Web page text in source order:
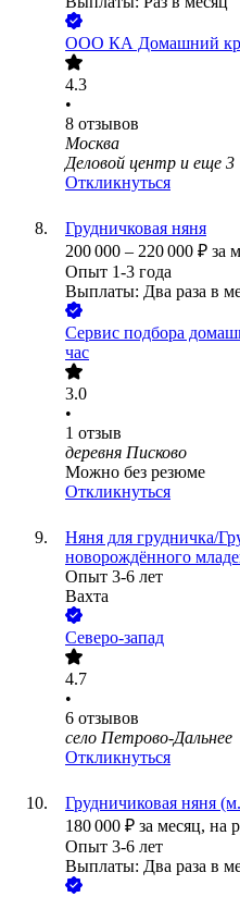
ООО КА Домашний
4.3
•
8 отзывов
Москва
Деловой центр и еще 3
Откликнуться
Грудничковая няня
200 000 – 220 000 ₽ за
Опыт 1-3 года
Выплаты: Два раза в
Сервис подбора
час
3.0
•
1 отзыв
деревня Писково
Можно без резюме
Откликнуться
Няня для грудничка/
новорождённого
Опыт 3-6 лет
Вахта
Северо-запад
4.7
•
6 отзывов
село Петрово-Дальнее
Откликнуться
Грудничиковая няня
180 000 ₽ за месяц, на
Опыт 3-6 лет
Выплаты: Два раза в